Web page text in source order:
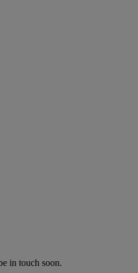
in touch soon.